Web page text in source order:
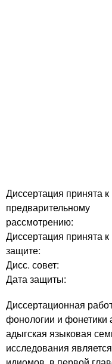
Диссертация принята к
предварительному
рассмотрению:
Диссертация принята к
защите:
Дисс. совет:
Дата защиты:
Диссертационная
фонологии и фонетики
адыгская языковая
исследования